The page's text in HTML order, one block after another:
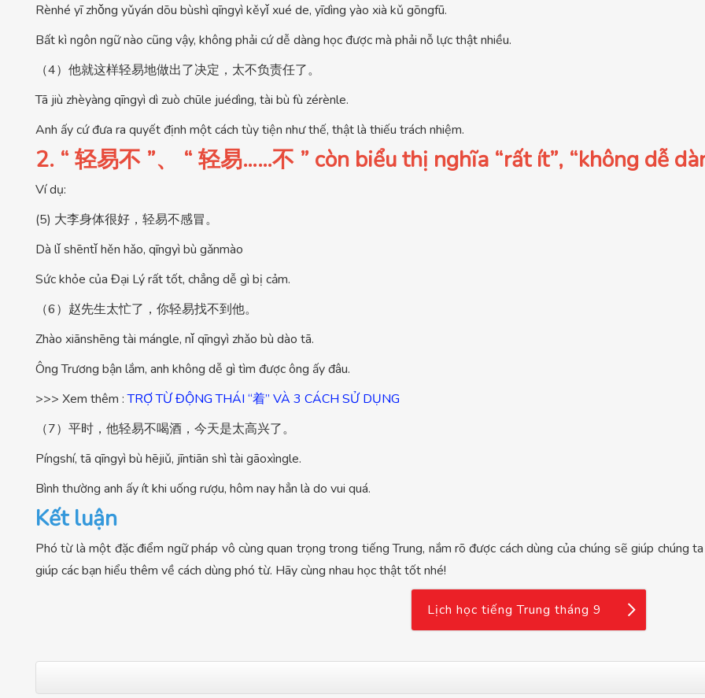
Rènhé yī zhǒng yǔyán dōu bùshì qīngyì kěyǐ xué de, yīdìng yào xià kǔ gōngfū.
Bất kì ngôn ngữ nào cũng vậy, không phải cứ dễ dàng học được mà phải nỗ lực thật nhiều.
（4）他就这样轻易地做出了决定，太不负责任了。
Tā jiù zhèyàng qīngyì dì zuò chūle juédìng, tài bù fù zérènle.
Anh ấy cứ đưa ra quyết định một cách tùy tiện như thế, thật là thiếu trách nhiệm.
2. “ 轻易不 ”、 “ 轻易……不 ” còn biểu thị nghĩa “rất ít”, “không dễ
Ví dụ:
(5) 大李身体很好，轻易不感冒。
Dà lǐ shēntǐ hěn hǎo, qīngyì bù gǎnmào
Sức khỏe của Đại Lý rất tốt, chẳng dễ gì bị cảm.
（6）赵先生太忙了，你轻易找不到他。
Zhào xiānshēng tài mángle, nǐ qīngyì zhǎo bù dào tā.
Ông Trương bận lắm, anh không dễ gì tìm được ông ấy đâu.
>>> Xem thêm :TRỢ TỪ ĐỘNG THÁI “着” VÀ 3 CÁCH SỬ DỤNG
（7）平时，他轻易不喝酒，今天是太高兴了。
Píngshí, tā qīngyì bù hējiǔ, jīntiān shì tài gāoxìngle.
Bình thường anh ấy ít khi uống rượu, hôm nay hẳn là do vui quá.
Kết luận
Phó từ là một đặc điểm ngữ pháp vô cùng quan trọng trong tiếng Trung, nắm rõ được cách dùng của chúng sẽ giúp
giúp các bạn hiểu thêm về cách dùng phó từ. Hãy cùng nhau học thật tốt nhé!
Lịch học tiếng Trung tháng 9